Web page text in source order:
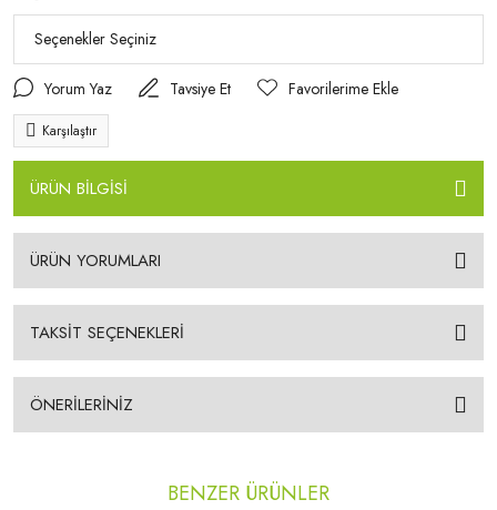
Yorum Yaz Tavsiye Et
Karşılaştır
ÜRÜN BİLGİSİ
ÜRÜN YORUMLARI
TAKSİT SEÇENEKLERİ
ÖNERİLERİNİZ
BENZER ÜRÜNLER